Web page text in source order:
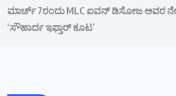
ಮಾರ್ಚ್ 7ರಂದು MLC ಐವನ್ ಡಿಸೋಜ ಅವರ
‘ಸೌಹಾರ್ದ ಇಫ್ತಾರ್ ಕೂಟ’